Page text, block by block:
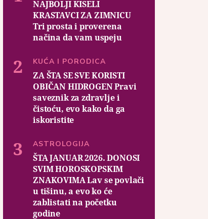
NAJBOLJI KISELI
KRASTAVCI ZA ZIMNICU
Tri prosta i proverena
načina da vam uspeju
KUĆA I PORODICA
ZA ŠTA SE SVE KORISTI
OBIČAN HIDROGEN Pravi
saveznik za zdravlje i
čistoću, evo kako da ga
iskoristite
ASTROLOGIJA
ŠTA JANUAR 2026. DONOSI
SVIM HOROSKOPSKIM
ZNAKOVIMA Lav se povlači
u tišinu, a evo ko će
zablistati na početku
godine